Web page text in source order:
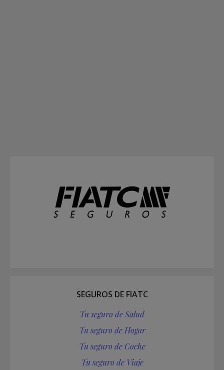
SEGUROS DE FIATC
Tu seguro de Salud
Tu seguro de Hogar
Tu seguro de Coche
Tu seguro de Viaje